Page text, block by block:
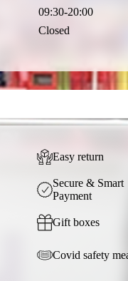
09:30-20:00
Closed
Easy return
Secure & Smart
Payment
Gift boxes
Covid safety